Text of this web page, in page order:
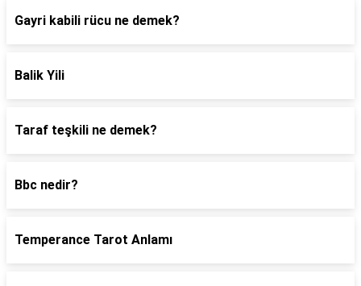
Gayri kabili rücu ne demek?
Balik Yili
Taraf teşkili ne demek?
Bbc nedir?
Temperance Tarot Anlamı